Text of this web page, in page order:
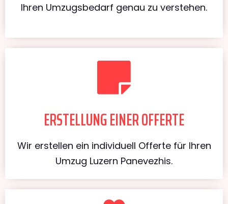
Ihren Umzugsbedarf genau zu verstehen.
ERSTELLUNG EINER OFFERTE
Wir erstellen ein individuell Offerte für Ihren
Umzug Luzern Panevezhis.